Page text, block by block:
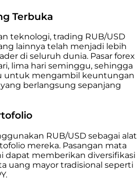
Terbuka
teknologi, trading RUB/USD
lainnya telah menjadi lebih
di seluruh dunia. Pasar forex
lima hari seminggu, sehingga
untuk mengambil keuntungan
berlangsung sepanjang
RUB/USD sebagai alat
mereka. Pasangan mata
dapat memberikan diversifikasi
uang mayor tradisional seperti